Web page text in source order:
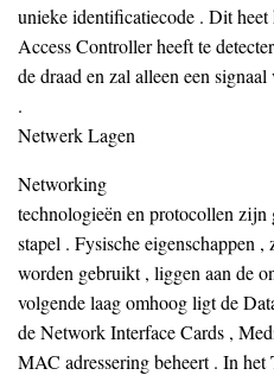
unieke identificatiecode . Dit
Access Controller heeft te
de draad en zal alleen een
.
Netwerk Lagen
Networking
technologieën en protocollen zijn
stapel . Fysische eigenschappen
worden gebruikt , liggen aan de
volgende laag omhoog ligt de
de Network Interface Cards ,
MAC adressering beheert . In